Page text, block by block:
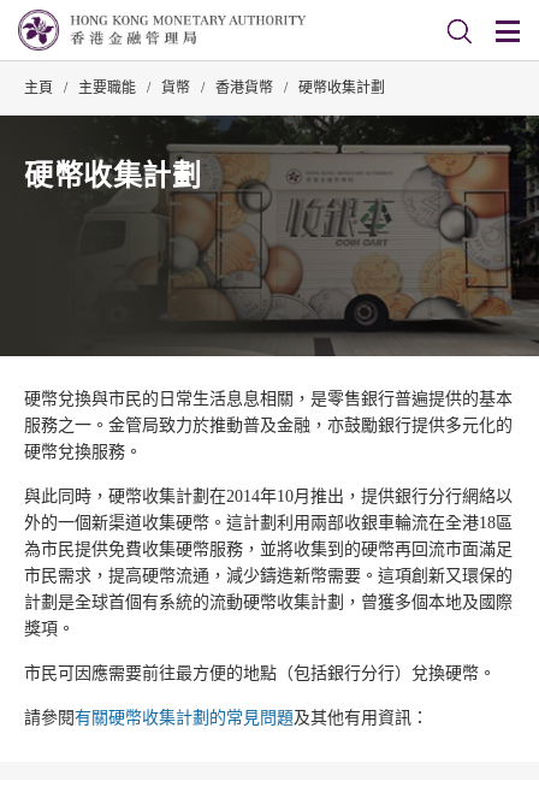
主頁 / 主要職能 / 貨幣 / 香港貨幣 / 硬幣收集計劃
硬幣收集計劃
硬幣兌換與市民的日常生活息息相關，是零售銀行普遍提供的基本
服務之一。金管局致力於推動普及金融，亦鼓勵銀行提供多元化的
硬幣兌換服務。
與此同時，硬幣收集計劃在2014年10月推出，提供銀行分行網絡以
外的一個新渠道收集硬幣。這計劃利用兩部收銀車輪流在全港18區
為市民提供免費收集硬幣服務，並將收集到的硬幣再回流市面滿足
市民需求，提高硬幣流通，減少鑄造新幣需要。這項創新又環保的
計劃是全球首個有系統的流動硬幣收集計劃，曾獲多個本地及國際
獎項。
市民可因應需要前往最方便的地點（包括銀行分行）兌換硬幣。
請參閱有關硬幣收集計劃的常見問題及其他有用資訊：